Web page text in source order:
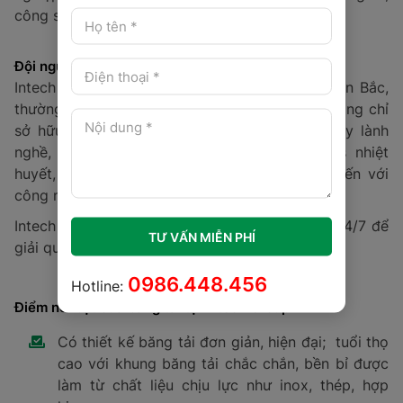
công sức.
Đội ngũ nhân viên giàu kinh nghiệm, tay nghề cao
Intech tuyển chọn đội ngũ kỹ sư giỏi nhất miền Bắc,
thường xuyên đào tạo, chia sẻ kinh nghiệm. Không chỉ
sở hữu đội ngũ nhân viên kỹ thuật và thợ máy lành
nghề, Intech còn có đội ngũ nhân viên sales nhiệt
huyết, đam mê cùng hệ thống sản xuất tiên tiến với
công nghệ hiện đại bậc nhất thế giới.
Intech luôn có đội ngũ chăm sóc khách hàng 24/7 để
giải quyết, thắc mắc khi Doanh nghiệp cần.
Điểm nổi bật của băng tải tại Intech Group
Có thiết kế băng tải đơn giản, hiện đại; tuổi thọ
cao với khung băng tải chắc chắn, bền bỉ được
làm từ chất liệu chịu lực như inox, thép, hợp
TƯ VẤN MIỄN PHÍ
Hotline: 0986.448.456